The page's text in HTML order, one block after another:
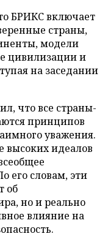
БРИКС включает
страны,
модели
цивилизации и
на заседании
что все страны-
принципов
уважения.
высоких идеалов
его словам, эти
об
но и реально
влияние на